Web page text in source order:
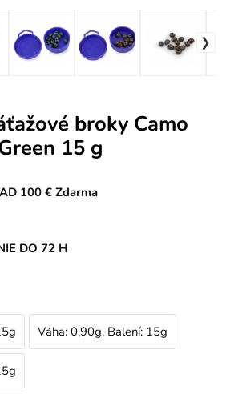
broky Camo
15 g
100 € Zdarma
DO 72 H
Váha: 0,90g, Balení: 15g